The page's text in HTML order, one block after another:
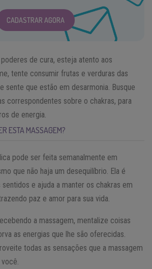
CADASTRAR AGORA
de cura, esteja atento aos
tente consumir frutas e verduras das
sente que estão em desarmonia. Busque
correspondentes sobre o chakras, para
de energia.
ESTA MASSAGEM?
pode ser feita semanalmente em
que não haja um desequilíbrio. Ela é
e ajuda a manter os chakras em
paz e amor para sua vida.
a massagem, mentalize coisas
as energias que lhe são oferecidas.
todas as sensações que a massagem